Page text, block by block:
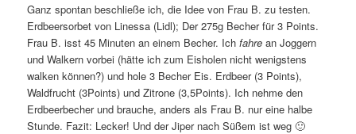
Ganz spontan beschließe ich, die Idee von Frau B. zu testen.
Erdbeersorbet von Linessa (Lidl); Der 275g Becher für 3 Points.
Frau B. isst 45 Minuten an einem Becher. Ichfahre an Joggern
und Walkern vorbei (hätte ich zum Eisholen nicht wenigstens
walken können?) und hole 3 Becher Eis. Erdbeer (3 Points),
Waldfrucht (3Points) und Zitrone (3,5Points). Ich nehme den
Erdbeerbecher und brauche, anders als Frau B. nur eine halbe
Stunde. Fazit: Lecker! Und der Jiper nach Süßem ist weg 🙂